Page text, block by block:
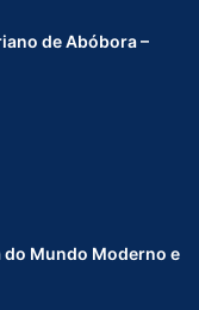
de Abóbora –
do Mundo Moderno e